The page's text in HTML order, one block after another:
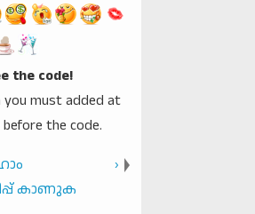
the code!
must added at
the code.
›
കാണുക